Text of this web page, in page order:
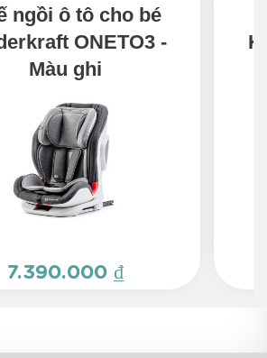
ngồi ô tô cho bé
ONETO3 -
Màu ghi
7.390.000 ₫